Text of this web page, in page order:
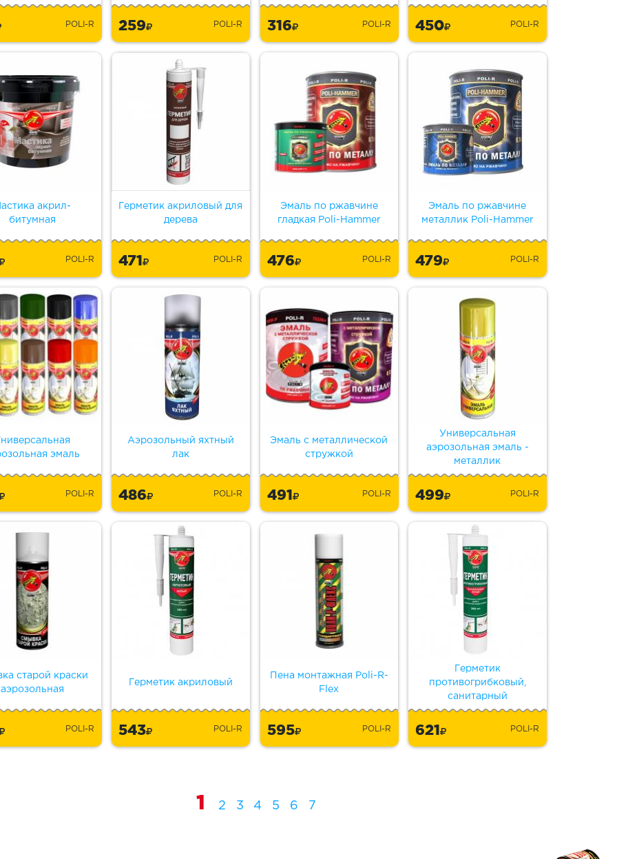
POLI-R 259 POLI-R 316 POLI-R 450 POLI-R
акрил-
битумная
POLI-R
Герметик акриловый для
дерева
471 POLI-R
Эмаль по ржавчине
гладкая Poli-Hammer
476 POLI-R
Эмаль по ржавчине
металлик Poli-Hammer
479 POLI-R
эмаль
POLI-R
Аэрозольный яхтный
лак
486 POLI-R
Эмаль с металлической
стружкой
491 POLI-R
Универсальная
аэрозольная эмаль -
металлик
499 POLI-R
старой краски
аэрозольная
POLI-R
Герметик акриловый
543 POLI-R
Пена монтажная Poli-R-
Flex
595 POLI-R
Герметик
противогрибковый,
санитарный
621 POLI-R
1 2 3 4 5 6 7